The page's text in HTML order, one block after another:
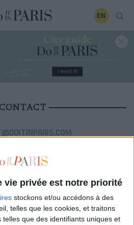
vie privée est notre priorité
stockons et/ou accédons à des
telles que les cookies, et traitons
que des identifiants uniques et
EN
CONTACT